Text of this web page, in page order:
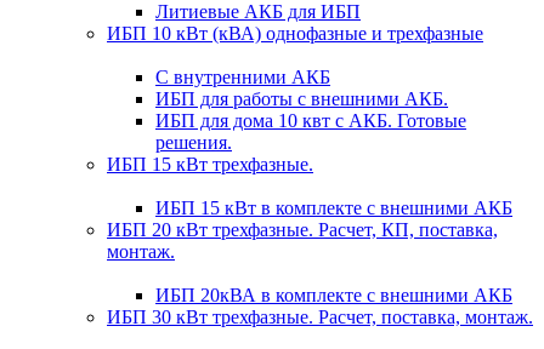
Литиевые АКБ для ИБП
ИБП 10 кВт (кВА) однофазные и трехфазные
С внутренними АКБ
ИБП для работы с внешними АКБ.
ИБП для дома 10 квт с АКБ. Готовые
решения.
ИБП 15 кВт трехфазные.
ИБП 15 кВт в комплекте с внешними АКБ
ИБП 20 кВт трехфазные. Расчет, КП, поставка,
монтаж.
ИБП 20кВА в комплекте с внешними АКБ
ИБП 30 кВт трехфазные. Расчет, поставка, монтаж.